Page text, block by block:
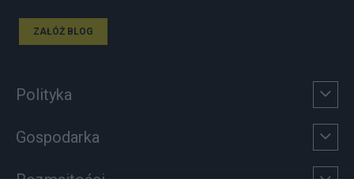
ZAŁÓŻ BLOG
Polityka
Gospodarka
Rozmaitości